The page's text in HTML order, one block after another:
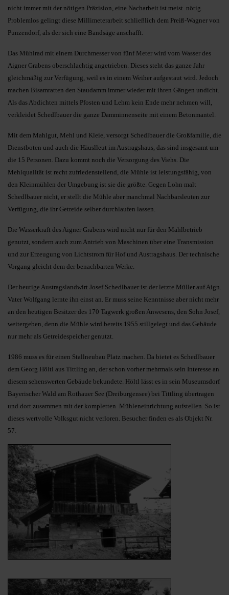
nicht immer mit der nötigen Präzision, eine Nacharbeit ist meist nötig.
Problemlos gelingt diese Millimeterarbeit schließlich dem Preiß-Wagner von
Punzendorf, als der sich eine Bandsäge anschafft.
Das Mühlrad mit einem Durchmesser von fünf Meter wird vom Wasser des
Aigner Grabens oberschlachtig angetrieben. Dieses steht das ganze Jahr
gleichmäßig zur Verfügung, weil es in einem Weiher aufgestaut wird. Jedoch
machen Bisamratten den Staudamm immer wieder mit ihren Gängen undicht.
Als das Abdichten mittels Pfosten und Lehm kein Ende mehr nehmen will,
verkleidet Schedlbauer die ganze Damminnenseite mit einem Betonmantel.
Mit dem Mahlgut, Mehl und Kleie, versorgt Schedlbauer die Großfamilie, die
Dienstboten und auch die Häuslleut im Austragshaus, das sind insgesamt um
die 15 Personen. Dazu kommt noch die Versorgung des Viehs. Die
Mehlqualität ist recht zufriedenstellend, die Mühle ist leistungsfähig, von
den Kleinmühlen der Umgebung ist sie die größte. Gegen Lohn malt
Schedlbauer nicht, er stellt die Mühle aber manchmal Nachbarsleuten zur
Verfügung, die ihr Getreide selber durchlaufen lassen.
Die Wasserkraft des Aigner Grabens wird nicht nur für den Mahlbetrieb
genutzt, sondern auch zum Antrieb von Maschinen über eine Transmission
und zur Erzeugung von Lichtstrom für Hof und Austragshaus. Der technische
Vorgang gleicht dem der benachbarten Werke.
Der heutige Austragslandwirt Josef Schedlbauer ist der letzte Müller auf Aign.
Vater Wolfgang lernte ihn einst an. Er muss seine Kenntnisse aber nicht mehr
an den heutigen Besitzer des 170 Tagwerk großen Anwesens, den Sohn Josef,
weitergeben, denn die Mühle wird bereits 1955 stillgelegt und das Gebäude
nur mehr als Getreidespeicher genutzt.
1986 muss es für einen Stallneubau Platz machen. Da bietet es Schedlbauer
dem Georg Höltl aus Tittling an, der schon vorher mehrmals sein Interesse an
diesem sehenswerten Gebäude bekundete. Höltl lässt es in sein Museumsdorf
Bayerischer Wald am Rothauer See (Dreiburgensee) bei Tittling übertragen
und dort zusammen mit der kompletten Mühleneinrichtung aufstellen. So ist
dieses wertvolle Volksgut nicht verloren. Besucher finden es als Objekt Nr.
57.